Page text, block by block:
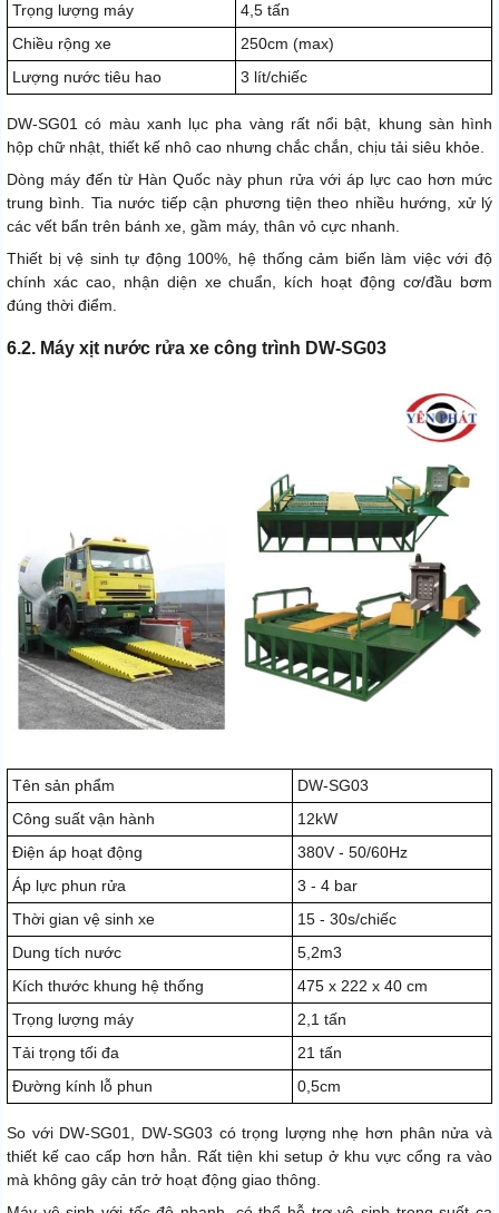
Trọng lượng máy
4,5 tấn
Chiều rộng xe
250cm (max)
Lượng nước tiêu hao
3 lít/chiếc
DW-SG01 có màu xanh lục pha vàng rất nổi bật, khung sàn hình
hộp chữ nhật, thiết kế nhô cao nhưng chắc chắn, chịu tải siêu khỏe.
Dòng máy đến từ Hàn Quốc này phun rửa với áp lực cao hơn mức
trung bình. Tia nước tiếp cận phương tiện theo nhiều hướng, xử lý
các vết bẩn trên bánh xe, gầm máy, thân vỏ cực nhanh.
Thiết bị vệ sinh tự động 100%, hệ thống cảm biến làm việc với độ
chính xác cao, nhận diện xe chuẩn, kích hoạt động cơ/đầu bơm
đúng thời điểm.
6.2. Máy xịt nước rửa xe công trình DW-SG03
Tên sản phẩm
DW-SG03
Công suất vận hành
12kW
Điện áp hoạt động
380V - 50/60Hz
Áp lực phun rửa
3 - 4 bar
Thời gian vệ sinh xe
15 - 30s/chiếc
Dung tích nước
5,2m3
Kích thước khung hệ thống
475 x 222 x 40 cm
Trọng lượng máy
2,1 tấn
Tải trọng tối đa
21 tấn
Đường kính lỗ phun
0,5cm
So với DW-SG01, DW-SG03 có trọng lượng nhẹ hơn phân nửa và
thiết kế cao cấp hơn hẳn. Rất tiện khi setup ở khu vực cổng ra vào
mà không gây cản trở hoạt động giao thông.